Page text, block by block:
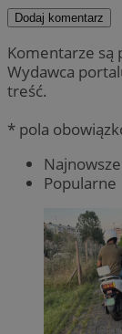
Dodaj komentarz
Komentarze
Wydawca
treść.
* pola
Najnowsze
Popularne